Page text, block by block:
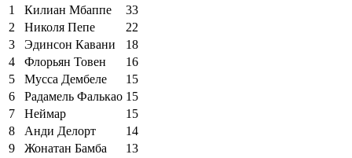
1
Килиан Мбаппе
33
2
Николя Пепе
22
3
Эдинсон Кавани
18
4
Флорьян Товен
16
5
Мусса Дембеле
15
6
Радамель Фалькао 15
7
Неймар
15
8
Анди Делорт
14
9
Жонатан Бамба
13